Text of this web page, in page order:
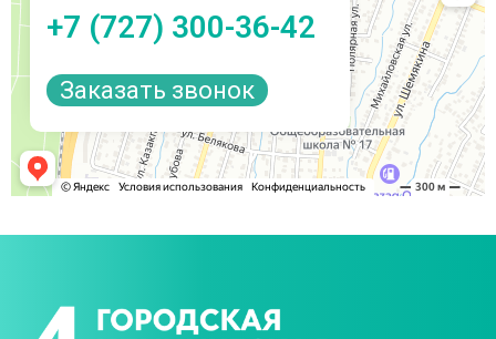
+7 (727) 300-36-42
Заказать звонок